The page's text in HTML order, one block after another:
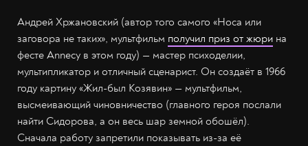
Андрей Хржановский (автор того самого «Носа или
заговора не таких», мультфильм получил приз от жюри на
фесте Annecy в этом году) — мастер психоделии,
мультипликатор и отличный сценарист. Он создаёт в 1966
году картину «Жил-был Козявин» — мультфильм,
высмеивающий чиновничество (главного героя послали
найти Сидорова, а он весь шар земной обошёл).
Сначала работу запретили показывать из-за её